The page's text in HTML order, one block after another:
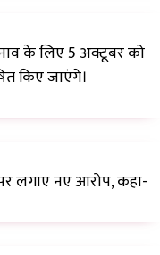
के लिए 5 अक्टूबर को
किए जाएंगे।
लगाए नए आरोप, कहा-